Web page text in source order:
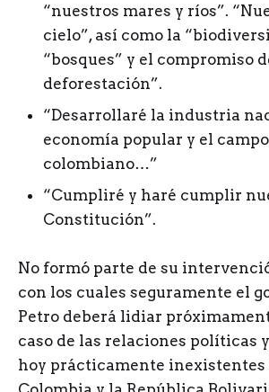
“nuestros mares y ríos”.
cielo”, así como la
“bosques” y el compromiso
deforestación”.
“Desarrollaré la industria
economía popular y el campo
colombiano…”
“Cumpliré y haré cumplir
Constitución”.
No formó parte de su
con los cuales seguramente el
Petro deberá lidiar
caso de las relaciones políticas
hoy prácticamente inexistentes